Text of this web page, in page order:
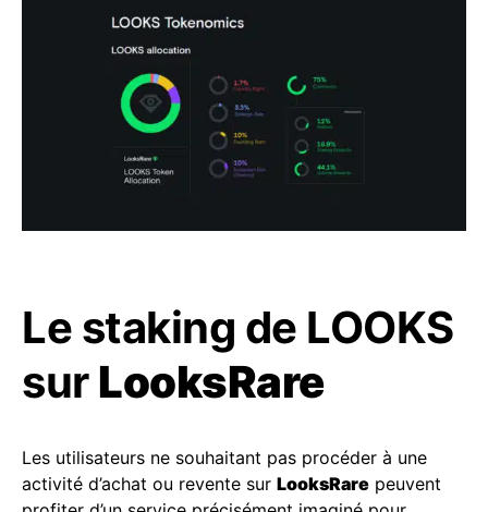
Le staking de LOOKS
surLooksRare
Les utilisateurs ne souhaitant pas procéder à une
activité d’achat ou revente sur LooksRare peuvent